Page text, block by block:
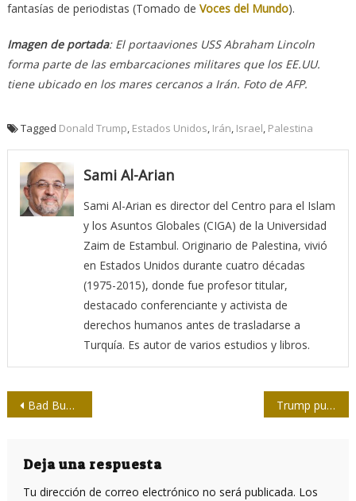
fantasías de periodistas (Tomado de Voces del Mundo).
Imagen de portada: El portaaviones USS Abraham Lincoln
forma parte de las embarcaciones militares que los EE.UU.
tiene ubicado en los mares cercanos a Irán. Foto de AFP.
Tagged Donald Trump, Estados Unidos, Irán, Israel, Palestina
Sami Al-Arian
Sami Al-Arian es director del Centro para el Islam
y los Asuntos Globales (CIGA) de la Universidad
Zaim de Estambul. Originario de Palestina, vivió
en Estados Unidos durante cuatro décadas
(1975-2015), donde fue profesor titular,
destacado conferenciante y activista de
derechos humanos antes de trasladarse a
Turquía. Es autor de varios estudios y libros.
Navegación
entradas
Bad Bunny y la palabra “América” cuando la frontera se vuelve espectáculo Trump puede quemarse con sus propios fuegos
Deja una respuesta
Tu dirección de correo electrónico no será publicada. Los